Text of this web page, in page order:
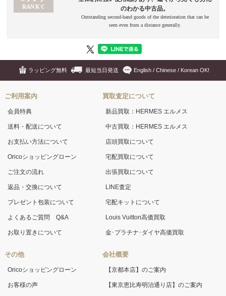
ラッピング無料 最短当日発送 English / Chinese / Korean OK!
ご利用案内
会員特典
送料・配送について
お支払い方法について
Oricoショッピングローン
ご注文の流れ
返品・交換について
プレゼント包装について
よくあるご質問 Q&A
お取り置きについて
その他
Oricoショッピングローン
お客様の声
買取査定について
新品買取：HERMES エルメス
中古買取：HERMES エルメス
店頭買取について
宅配買取について
出張買取について
LINE査定
宅配キットについて
Louis Vuitton高価買取
金･プラチナ･ダイヤ高価買取
会社概要
【京都本店】のご案内
【東京恵比寿明治通り店】のご案内